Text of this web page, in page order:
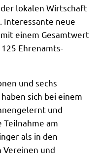
lokalen Wirtschaft
Interessante neue
einem Gesamtwert
Ehrenamts-
und sechs
sich bei einem
und
am
als in den
Vereinen und